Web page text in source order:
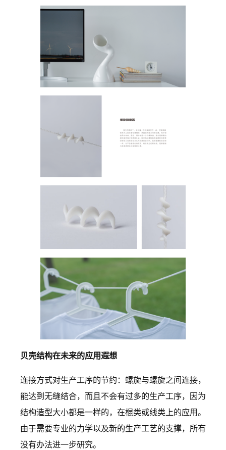
贝壳结构在未来的应用遐想
连接方式对生产工序的节约：螺旋与螺旋之间连接，
能达到无缝结合，而且不会有过多的生产工序，因为
结构造型大小都是一样的，在棍类或线类上的应用。
由于需要专业的力学以及新的生产工艺的支撑，所有
没有办法进一步研究。